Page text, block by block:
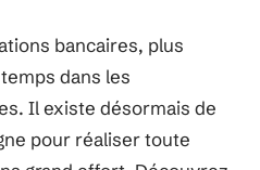
bancaires, plus
dans les
Il existe désormais de
pour réaliser toute